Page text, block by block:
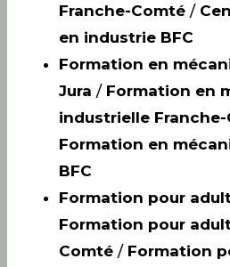
Franche-Comté /
en industrie BFC
Formation en
Jura / Formation en
industrielle
Formation en
BFC
Formation pour
Formation pour
Comté / Formation